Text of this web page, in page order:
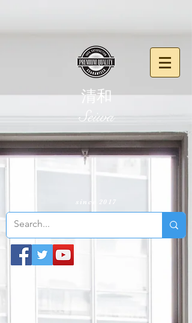
清和
​Seiwa
since 2017